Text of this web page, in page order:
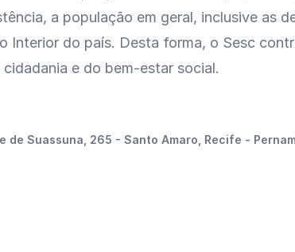
a população em geral, inclusive as
Interior do país. Desta forma, o Sesc
e do bem-estar social.
de Suassuna, 265 - Santo Amaro, Recife -